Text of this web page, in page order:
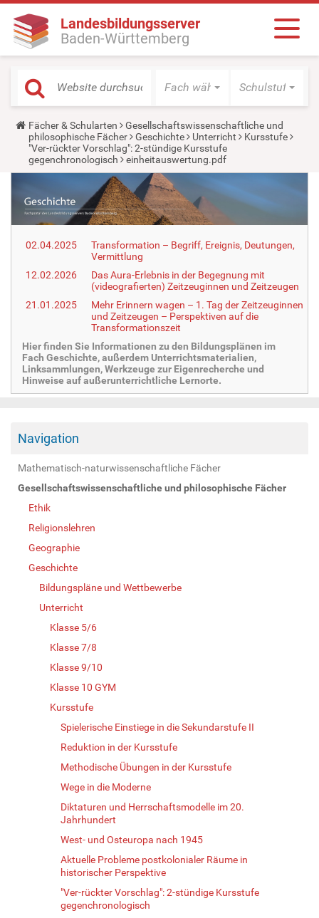
Landesbildungsserver
Baden-Württemberg
Fach wählen Schulstufe
Y
o
u
a
r
e
r
e
Fächer & Schularten
Gesellschaftswissenschaftliche und
philosophische Fächer
Geschichte Unterricht
Kursstufe
"Ver-rückter Vorschlag": 2-stündige Kursstufe
gegenchronologisch
einheitauswertung.pdf
02.04.2025
Transformation – Begriff, Ereignis, Deutungen,
Vermittlung
12.02.2026
Das Aura-Erlebnis in der Begegnung mit
(videografierten) Zeitzeuginnen und Zeitzeugen
21.01.2025
Mehr Erinnern wagen – 1. Tag der Zeitzeuginnen
und Zeitzeugen – Perspektiven auf die
Transformationszeit
Hier finden Sie Informationen zu den Bildungsplänen im
Fach Geschichte, außerdem Unterrichtsmaterialien,
Linksammlungen, Werkzeuge zur Eigenrecherche und
Hinweise auf außerunterrichtliche Lernorte.
Navigation
Mathematisch-naturwissenschaftliche Fächer
Gesellschaftswissenschaftliche und philosophische Fächer
Ethik
Religionslehren
Geographie
Geschichte
Bildungspläne und Wettbewerbe
Unterricht
Klasse 5/6
Klasse 7/8
Klasse 9/10
Klasse 10 GYM
Kursstufe
Spielerische Einstiege in die Sekundarstufe II
Reduktion in der Kursstufe
Methodische Übungen in der Kursstufe
Wege in die Moderne
Diktaturen und Herrschaftsmodelle im 20.
Jahrhundert
West- und Osteuropa nach 1945
Aktuelle Probleme postkolonialer Räume in
historischer Perspektive
"Ver-rückter Vorschlag": 2-stündige Kursstufe
gegenchronologisch